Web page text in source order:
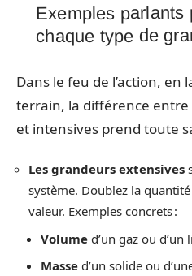
Exemples parlants
chaque type de
Dans le feu de l’action, en
terrain, la différence
et intensives prend toute
Les grandeurs extensives
système. Doublez la
valeur. Exemples concrets :
Volume d’un gaz ou d’un
Masse d’un solide ou